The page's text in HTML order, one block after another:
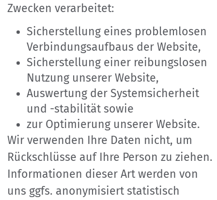
Zwecken verarbeitet:
Sicherstellung eines problemlosen
Verbindungsaufbaus der Website,
Sicherstellung einer reibungslosen
Nutzung unserer Website,
Auswertung der Systemsicherheit
und -stabilität sowie
zur Optimierung unserer Website.
Wir verwenden Ihre Daten nicht, um
Rückschlüsse auf Ihre Person zu ziehen.
Informationen dieser Art werden von
uns ggfs. anonymisiert statistisch